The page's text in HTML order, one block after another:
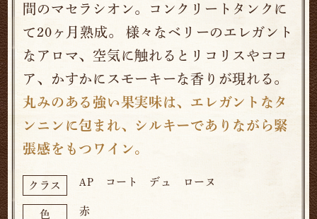
間のマセラシオン。コンクリートタンクに
て20ヶ月熟成。 様々なベリーのエレガント
なアロマ、空気に触れるとリコリスやココ
ア、かすかにスモーキーな香りが現れる。
丸みのある強い果実味は、エレガントなタ
ンニンに包まれ、シルキーでありながら緊
張感をもつワイン。
クラス AP コート デュ ローヌ
色 赤